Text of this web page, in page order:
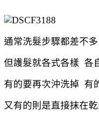
通常洗髮步驟都差不多
但護髮就各式各樣 各
有的要再次沖洗掉 有
又有的則是直接抹在